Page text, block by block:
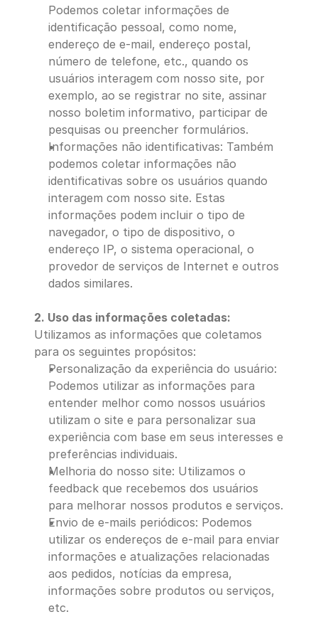
Podemos coletar informações de
identificação pessoal, como nome,
endereço de e-mail, endereço postal,
número de telefone, etc., quando os
usuários interagem com nosso site, por
exemplo, ao se registrar no site, assinar
nosso boletim informativo, participar de
pesquisas ou preencher formulários.
Informações não identificativas: Também
podemos coletar informações não
identificativas sobre os usuários quando
interagem com nosso site. Estas
informações podem incluir o tipo de
navegador, o tipo de dispositivo, o
endereço IP, o sistema operacional, o
provedor de serviços de Internet e outros
dados similares.
2. Uso das informações coletadas:
Utilizamos as informações que coletamos
para os seguintes propósitos:
Personalização da experiência do usuário:
Podemos utilizar as informações para
entender melhor como nossos usuários
utilizam o site e para personalizar sua
experiência com base em seus interesses e
preferências individuais.
Melhoria do nosso site: Utilizamos o
feedback que recebemos dos usuários
para melhorar nossos produtos e serviços.
Envio de e-mails periódicos: Podemos
utilizar os endereços de e-mail para enviar
informações e atualizações relacionadas
aos pedidos, notícias da empresa,
informações sobre produtos ou serviços,
etc.